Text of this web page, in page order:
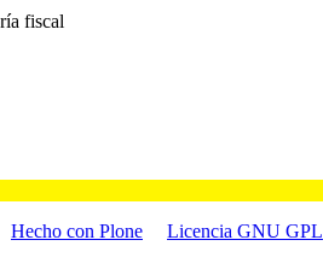
fiscal
Hecho con Plone
Licencia GNU GPL